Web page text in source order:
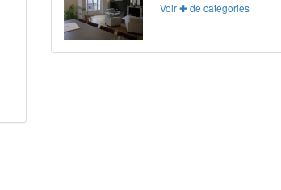
Voir ✚ de catégories